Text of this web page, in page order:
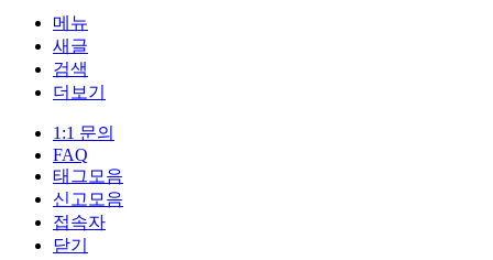
메뉴
새글
검색
더보기
1:1 문의
FAQ
태그모음
신고모음
접속자
닫기